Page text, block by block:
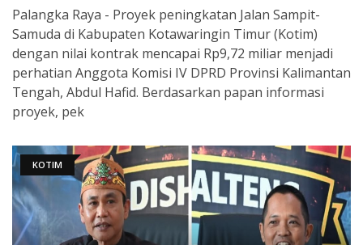
Palangka Raya - Proyek peningkatan Jalan Sampit-
Samuda di Kabupaten Kotawaringin Timur (Kotim)
dengan nilai kontrak mencapai Rp9,72 miliar menjadi
perhatian Anggota Komisi IV DPRD Provinsi Kalimantan
Tengah, Abdul Hafid. Berdasarkan papan informasi
proyek, pek
KOTIM